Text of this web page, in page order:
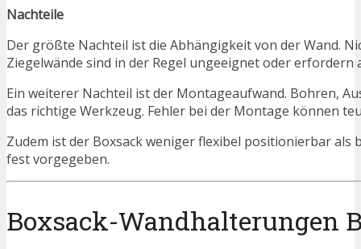
Nachteile
Der größte Nachteil ist die Abhängigkeit von der Wand.
Ziegelwände sind in der Regel ungeeignet oder erfordern
Ein weiterer Nachteil ist der Montageaufwand. Bohren,
das richtige Werkzeug. Fehler bei der Montage können
Zudem ist der Boxsack weniger flexibel positionierbar als
fest vorgegeben.
Boxsack-Wandhalterungen